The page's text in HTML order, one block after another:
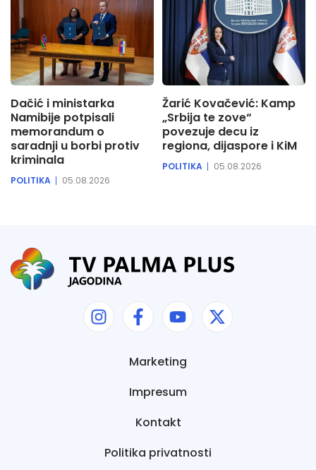
Dačić i ministarka
Namibije potpisali
memorandum o
saradnji u borbi protiv
kriminala
POLITIKA 05.08.2026
Žarić Kovačević: Kamp
„Srbija te zove“
povezuje decu iz
regiona, dijaspore i KiM
POLITIKA 05.08.2026
Marketing
Impresum
Kontakt
Politika privatnosti